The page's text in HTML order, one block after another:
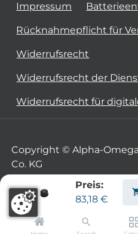
Preis:
83,18€
Impressum
Rücknahmepflicht für
Widerrufsrecht
Widerrufsrecht der
Widerrufsrecht für
Copyright © Alpha-
Co. KG